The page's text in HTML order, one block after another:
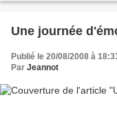
Une journée
Publié le 20/08/2008 à
Par Jeannot